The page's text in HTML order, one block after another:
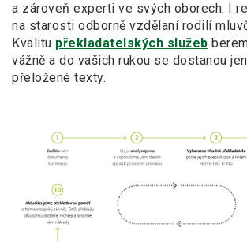
a zároveň experti ve svých oborech. I
na starosti odborně vzdělaní rodilí
Kvalitu překladatelských služeb
vážně a do vašich rukou se dostanou
přeložené texty.